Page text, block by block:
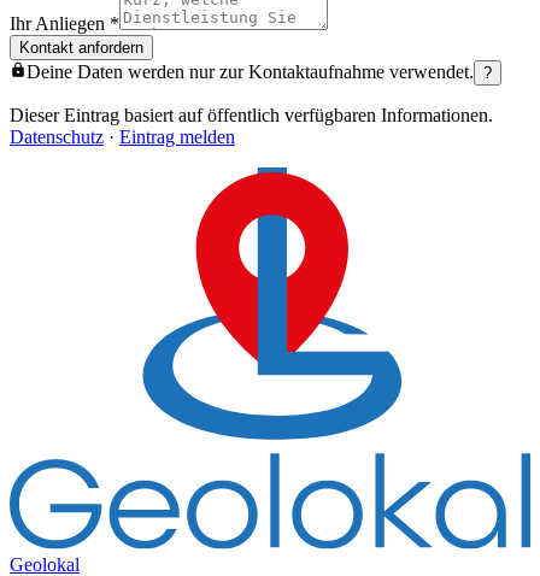
Ihr Anliegen *
Kontakt anfordern
Deine Daten werden nur zur Kontaktaufnahme verwendet. ?
Dieser Eintrag basiert auf öffentlich verfügbaren Informationen.
Datenschutz · Eintrag melden
Geolokal